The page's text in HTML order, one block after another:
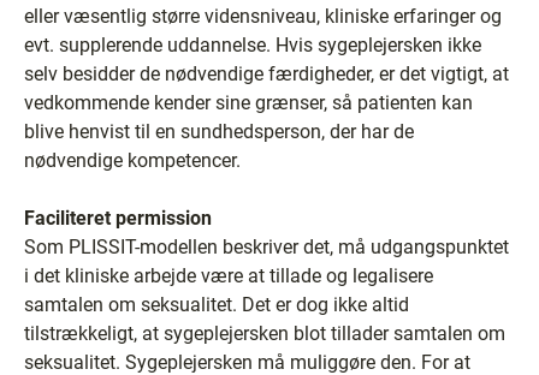
eller væsentlig større vidensniveau, kliniske erfaringer og
evt. supplerende uddannelse. Hvis sygeplejersken ikke
selv besidder de nødvendige færdigheder, er det vigtigt, at
vedkommende kender sine grænser, så patienten kan
blive henvist til en sundhedsperson, der har de
nødvendige kompetencer.
Faciliteret permission
Som PLISSIT-modellen beskriver det, må udgangspunktet
i det kliniske arbejde være at tillade og legalisere
samtalen om seksualitet. Det er dog ikke altid
tilstrækkeligt, at sygeplejersken blot tillader samtalen om
seksualitet. Sygeplejersken må muliggøre den. For at